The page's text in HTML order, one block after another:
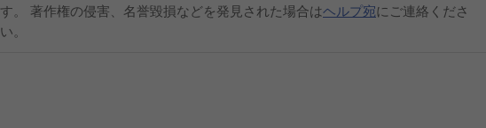
す。 著作権の侵害、名誉毀損などを発見された場合はヘルプ宛にご連絡くださ
い。